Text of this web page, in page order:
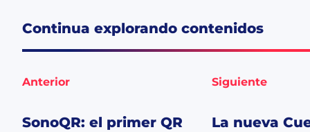
Continua explorando contenidos
Anterior
SonoQR: el primer QR
Siguiente
La nueva